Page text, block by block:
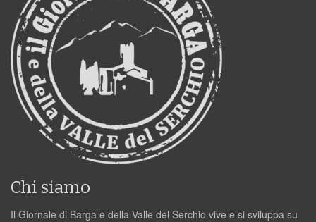
Chi siamo
Il Giornale di Barga e della Valle del Serchio vive e si sviluppa su